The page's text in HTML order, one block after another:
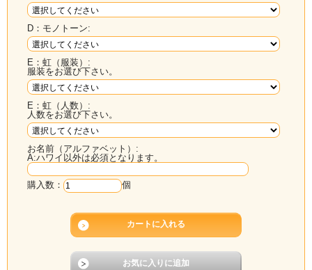
D：モノトーン:
E：虹（服装）:
服装をお選び下さい。
E：虹（人数）:
人数をお選び下さい。
お名前（アルファベット）:
A:ハワイ以外は必須となります。
購入数： 個